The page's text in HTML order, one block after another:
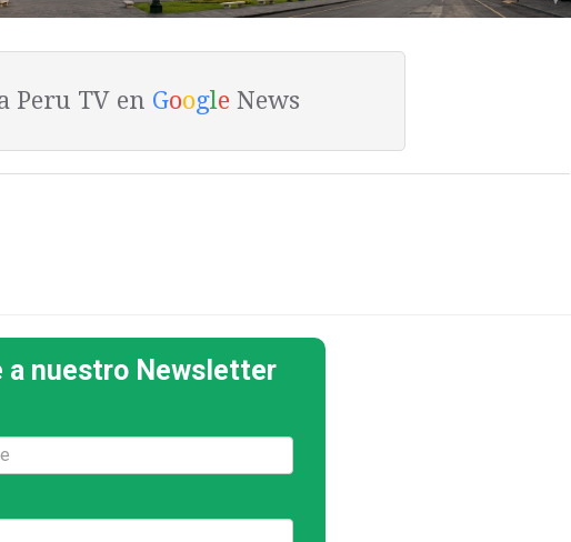
Peru TV en GoogleNews
a nuestro Newsletter